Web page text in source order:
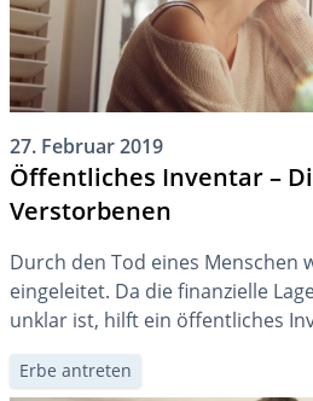
27. Februar 2019
Öffentliches Inventar –
Verstorbenen
Durch den Tod eines Menschen
eingeleitet. Da die finanzielle
unklar ist, hilft ein öffentliches
erleichtert Entscheidungen
verschafft Klarheit über deren
Erbe antreten